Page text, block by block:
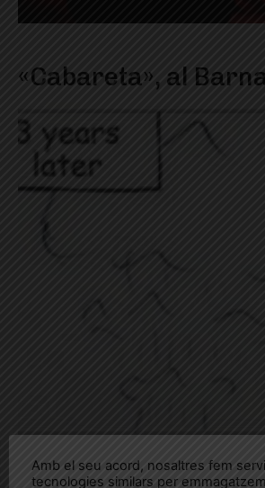
«Cabareta», al
Amb el seu acord, nosaltres fem
tecnologies similars per